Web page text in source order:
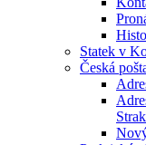
Statek v
Česká